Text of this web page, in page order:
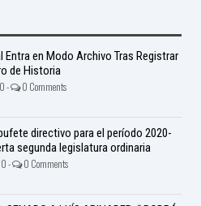
Entra en Modo Archivo Tras Registrar
de Historia
- 0 Comments
directivo para el período 2020-
segunda legislatura ordinaria
- 0 Comments